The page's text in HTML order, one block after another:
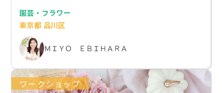
園芸・フラワー
東京都 品川区
ＭＩＹＯ ＥＢＩＨＡＲＡ
ワークショップ